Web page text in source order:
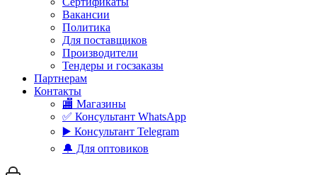
Вакансии
Политика
Для поставщиков
Производители
Тендеры и госзаказы
Партнерам
Контакты
🏬 Магазины
✅️ Консультант WhatsApp
▶️ Консультант Telegram
🔔 Для оптовиков